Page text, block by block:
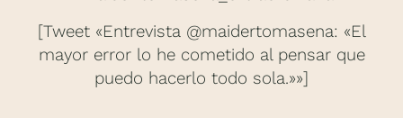
[Tweet «Entrevista @maidertomasena: «El
mayor error lo he cometido al pensar que
puedo hacerlo todo sola.»»]